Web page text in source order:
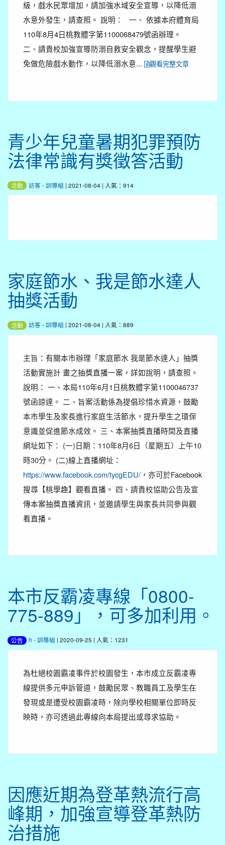
級，戲水民眾增加，請加強水域安全宣導，以降低溺
水意外發生，請查照。 說明： 一、 依據本府體育局
110年8月4日桃教體字第1100068479號函辦理。
二、請貴校加強宣導防溺自救安全觀念，提醒學生避
免做危險戲水動作，以降低溺水意...
觀看完整文章
青少年兒童暑期犯罪預防
法律常識有獎徵答活動
活動 訪客 -訓導組 | 2021-08-04 | 人氣：914
家庭節水、我是節水達人
抽獎活動
活動 訪客 -訓導組 | 2021-08-04 | 人氣：889
主旨：有關本市辦理「家庭節水 我是節水達人」抽獎
活動實施計 畫之抽獎直播一案，詳如說明，請查照。
說明： 一、本局110年6月1日桃教體字第1100046737
號函諒達。 二、旨案活動係為提倡珍惜水資源，鼓勵
本市學生及家長進行家庭生活節水，提升學生之環保
意識並促進節水成效。 三、本案抽獎直播時間及直播
網址如下： (一)日期：110年8月6日（星期五）上午10
時30分。 (二)線上直播網址：
https://www.facebook.com/tycgEDU/ ，亦可於Facebook
搜尋【桃學趣】觀看直播。 四、請貴校協助公告及宣
傳本案抽獎直播資訊，並邀請學生與家長共同參與觀
看直播。
本市反霸凌專線「0800-
775-889」，可多加利用。
公告 h -訓導組 | 2020-09-25 | 人氣：1231
為杜絕校園霸凌事件於校園發生，本市成立反霸凌專
線提供多元申訴管道，鼓勵民眾、教職員工及學生在
發現或是遭受校園霸凌時，除向學校相關單位即時反
映時，亦可透過此專線向本局提出或尋求協助。
因應近期為登革熱流行高
峰期，加強宣導登革熱防
治措施